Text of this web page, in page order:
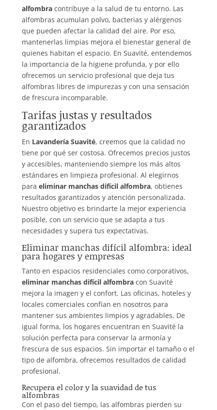
alfombracontribuye a la salud de tu entorno. Las
alfombras acumulan polvo, bacterias y alérgenos
que pueden afectar la calidad del aire. Por eso,
mantenerlas limpias mejora el bienestar general de
quienes habitan el espacio. En Suavité, entendemos
la importancia de la higiene profunda, y por ello
ofrecemos un servicio profesional que deja tus
alfombras libres de impurezas y con una sensación
de frescura incomparable.
Tarifas justas y resultados
garantizados
En Lavandería Suavité, creemos que la calidad no
tiene por qué ser costosa. Ofrecemos precios justos
y accesibles, manteniendo siempre los más altos
estándares en limpieza profesional. Al elegirnos
para eliminar manchas difícil alfombra, obtienes
resultados garantizados y atención personalizada.
Nuestro objetivo es brindarte la mejor experiencia
posible, con un servicio que se adapta a tus
necesidades y supera tus expectativas.
Eliminar manchas difícil alfombra: ideal
para hogares y empresas
Tanto en espacios residenciales como corporativos,
eliminar manchas difícil alfombracon Suavité
mejora la imagen y el confort. Las oficinas, hoteles y
locales comerciales confían en nosotros para
mantener sus ambientes limpios y agradables. De
igual forma, los hogares encuentran en Suavité la
solución perfecta para conservar la armonía y
frescura de sus espacios. Sin importar el tamaño o el
tipo de alfombra, ofrecemos resultados de calidad
profesional.
Recupera el color y la suavidad de tus
alfombras
Con el paso del tiempo, las alfombras pierden su